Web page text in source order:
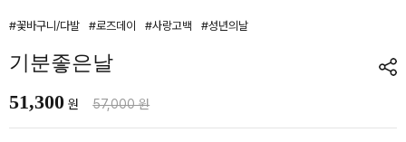
#꽃바구니/다발 #로즈데이 #사랑고백 #성년의날
기분좋은날
51,300 원 57,000 원